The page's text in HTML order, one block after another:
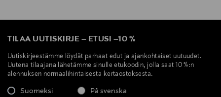
TILAA UUTISKIRJE – ETUSI –10 %
Uutiskirjeestämme löydät parhaat edut ja ajankohtaiset uutuudet.
Uutena tilaajana lähetämme sinulle etukoodin, jolla saat 10 %:n
alennuksen normaalihintaisesta kertaostoksesta.
Suomeksi På svenska